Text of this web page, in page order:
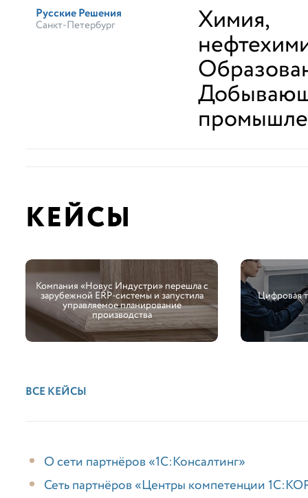
Русские Решения
Санкт-Петербург Химия,
КЕЙСЫ
Компания «Новус Индустри» перешла с
зарубежной ERP-системы и запустила
управляемое планирование
производства
Цифровая
ВСЕ КЕЙСЫ
О сети партнёров «1С:Консалтинг»
Сеть партнёров «Центры компетенции